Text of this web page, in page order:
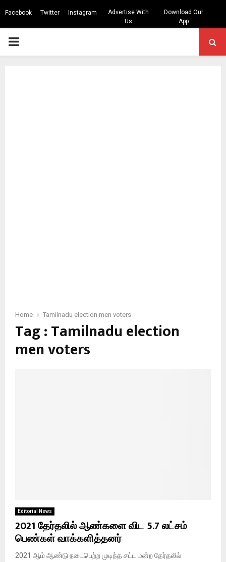
Facebook Twitter Instagram
Advertise With
Us
Download Our
App
PRIMARY
Home Tamilnadu election men voters
Tag : Tamilnadu election
men voters
Editorial News
2021 தேர்தலில் ஆண்களை விட 5.7 லட்சம்
பெண்கள் வாக்களித்தனர்
2021 ஆம் ஆண்டு நடைபெற்ற முடிந்த சட்ட மன்ற தேர்தலில்